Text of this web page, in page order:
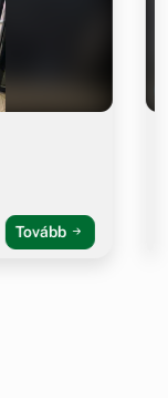
Tovább